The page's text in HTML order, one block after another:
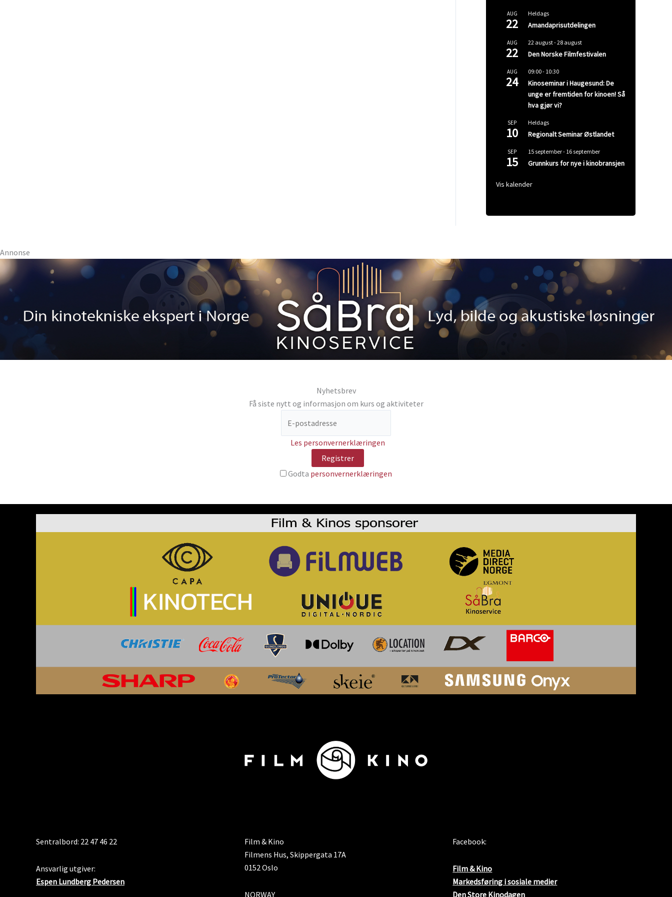
AUG
22
Heldags
Amandaprisutdelingen
AUG
22
22 august-28 august
Den Norske Filmfestivalen
AUG
24
09:00- 10:30
Kinoseminar i Haugesund: De
unge er fremtiden for kinoen! Så
hva gjør vi?
SEP
10
Heldags
Regionalt Seminar Østlandet
SEP
15
15 september- 16 september
Grunnkurs for nye i kinobransjen
Vis kalender
Annonse
Nyhetsbrev
Få siste nytt og informasjon om kurs og aktiviteter
Les personvernerklæringen
Godta personvernerklæringen
Sentralbord: 22 47 46 22
Ansvarlig utgiver:
Espen Lundberg Pedersen
Film & Kino
Filmens Hus, Skippergata 17A
0152 Oslo
NORWAY
Facebook:
Film & Kino
Markedsføring i sosiale medier
Den Store Kinodagen